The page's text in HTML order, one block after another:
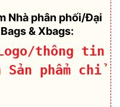
Nhà phân phối/Đại
& Xbags:
thông tin
Sản phẩm chỉ